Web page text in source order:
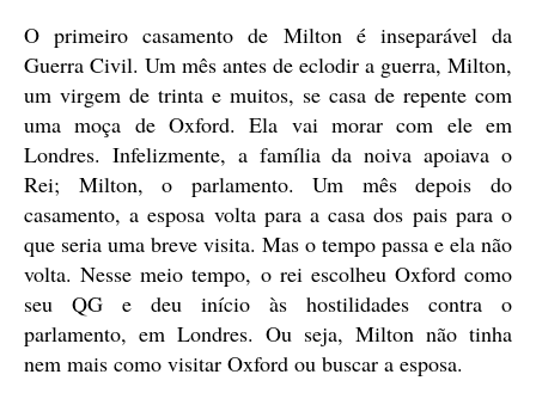
O primeiro casamento de Milton é inseparável da
Guerra Civil. Um mês antes de eclodir a guerra, Milton,
um virgem de trinta e muitos, se casa de repente com
uma moça de Oxford. Ela vai morar com ele em
Londres. Infelizmente, a família da noiva apoiava o
Rei; Milton, o parlamento. Um mês depois do
casamento, a esposa volta para a casa dos pais para o
que seria uma breve visita. Mas o tempo passa e ela não
volta. Nesse meio tempo, o rei escolheu Oxford como
seu QG e deu início às hostilidades contra o
parlamento, em Londres. Ou seja, Milton não tinha
nem mais como visitar Oxford ou buscar a esposa.